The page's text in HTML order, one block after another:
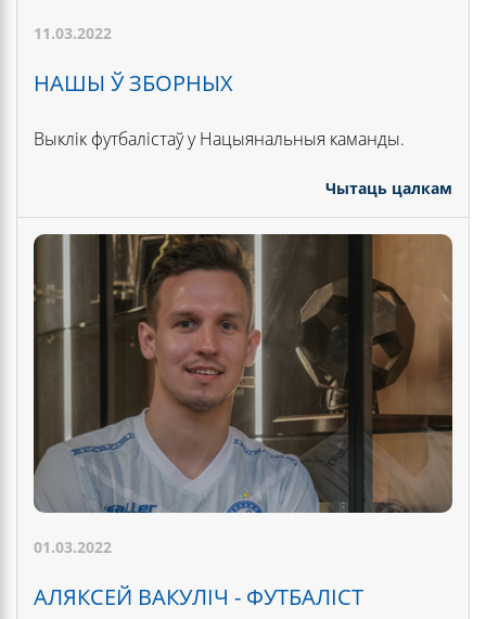
11.03.2022
НАШЫ Ў ЗБОРНЫХ
Выклік футбалістаў у Нацыянальныя каманды.
Чытаць цалкам
01.03.2022
АЛЯКСЕЙ ВАКУЛІЧ - ФУТБАЛІСТ